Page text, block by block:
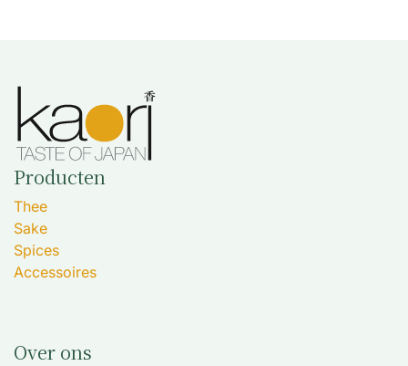
Producten
Thee
Sake
Spices
Accessoires
Over ons